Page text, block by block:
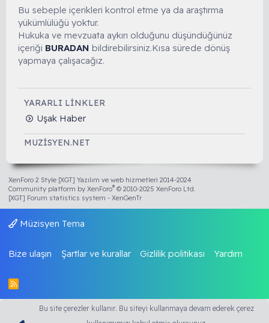
Bu sebeple içerikleri kontrol etme ya da araştırma
yükümlülüğü yoktur.
Hukuka ve mevzuata aykırı olduğunu düşündüğünüz
içeriği BURADAN bildirebilirsiniz.Kısa sürede dönüş
yapmaya çalışacağız.
YARARLI LINKLER
Uşak Haber
MUZISYEN.NET
XenForo 2 Style [XGT] Yazılım ve web hizmetleri 2014-2024
Community platform by XenForo® © 2010-2025 XenForo Ltd.
[XGT] Forum statistics system - XenGenTr
Müzisyen Tema
Bize ulaşın Şartlar ve kurallar Gizlilik politikası Yardım
R
Bu site çerezler kullanır. Bu siteyi kullanmaya devam ederek çerez